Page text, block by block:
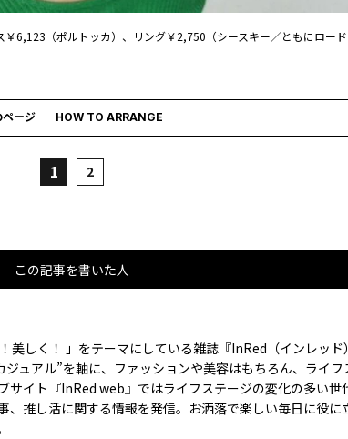
6,123（ポルトッカ）、リング￥2,750（シースキー／ともにロー
ページ HOW TO ARRANGE
1 2
この記事を書いた人
美しく！ 」をテーマにしている雑誌『InRed（インレッ
ジュアル”を軸に、ファッションや美容はもちろん、ライ
サイト『InRed web』ではライフステージの変化の多い世
、推し活に関する情報を発信。お洒落で楽しい毎日に役に